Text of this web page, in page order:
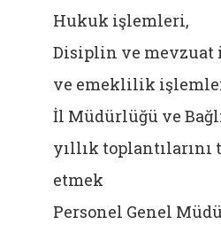
Hukuk işlemleri,
Disiplin ve
ve emeklilik
İl Müdürlüğü ve
yıllık
etmek
Personel Genel